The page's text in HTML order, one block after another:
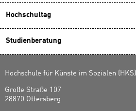
Hochschultag
Studienberatung
Hochschule für Künste im Sozialen (HKS)
Große Straße 107
28870 Ottersberg